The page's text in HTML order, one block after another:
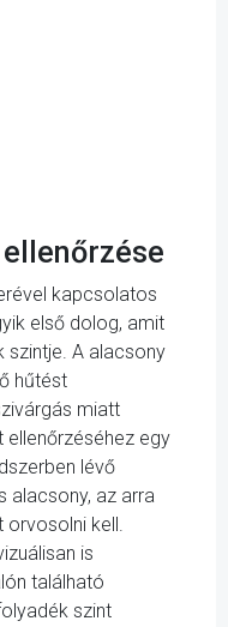
kapcsolatos
első dolog, amit
szintje. A alacsony
hűtést
miatt
ellenőrzéséhez egy
lévő
alacsony, az arra
orvosolni kell.
is
található
szint